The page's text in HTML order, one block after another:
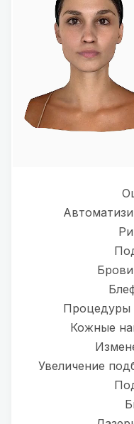
Брови
Процедуры
Кожные
Увеличение